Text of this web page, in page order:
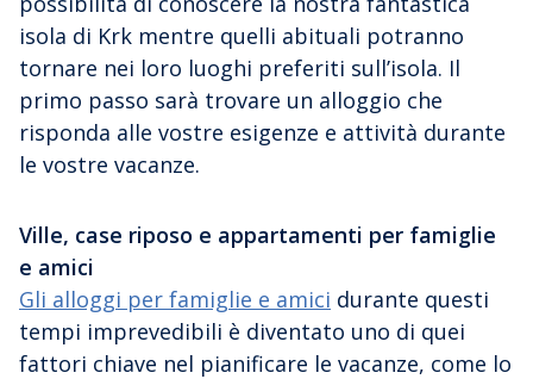
isola di Krk mentre quelli abituali potranno
tornare nei loro luoghi preferiti sull’isola. Il
primo passo sarà trovare un alloggio che
risponda alle vostre esigenze e attività durante
le vostre vacanze.
Ville, case riposo e appartamenti per famiglie
e amici
Gli alloggi per famiglie e amici durante questi
tempi imprevedibili è diventato uno di quei
fattori chiave nel pianificare le vacanze, come lo